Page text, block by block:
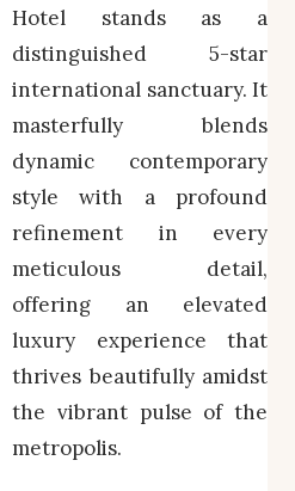
Hotel stands as a
distinguished 5-star
international sanctuary. It
masterfully blends
dynamic contemporary
style with a profound
refinement in every
meticulous detail,
offering an elevated
luxury experience that
thrives beautifully amidst
the vibrant pulse of the
metropolis.